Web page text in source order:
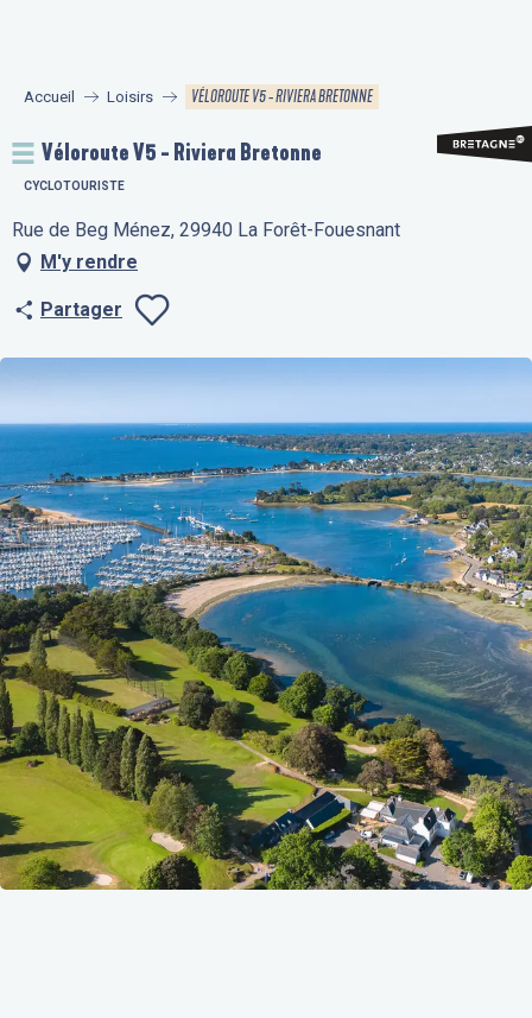
principal
Accueil Loisirs VÉLOROUTE V5 - RIVIERA BRETONNE
Véloroute V5 - Riviera Bretonne
CYCLOTOURISTE
Rue de Beg Ménez, 29940 La Forêt-Fouesnant
M'y rendre
Partager
Ajouter aux